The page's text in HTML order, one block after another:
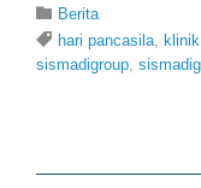
 Category
Berita
 Tags
hari pancasila,
sismadigroup,